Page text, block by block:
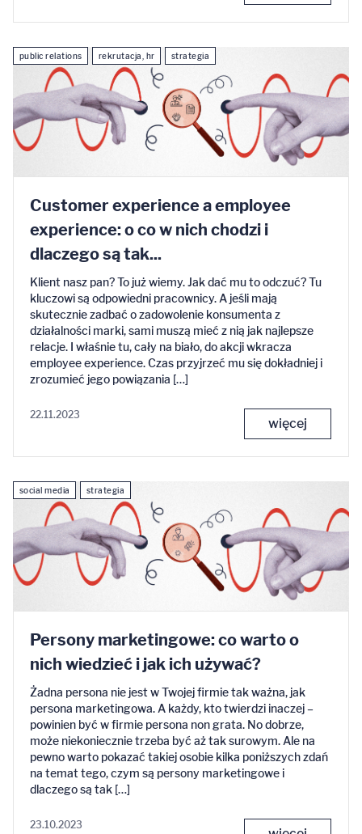
public relations rekrutacja, hr strategia
Customer experience a employee
experience: o co w nich chodzi i
dlaczego są tak...
Klient nasz pan? To już wiemy. Jak dać mu to odczuć? Tu
kluczowi są odpowiedni pracownicy. A jeśli mają
skutecznie zadbać o zadowolenie konsumenta z
działalności marki, sami muszą mieć z nią jak najlepsze
relacje. I właśnie tu, cały na biało, do akcji wkracza
employee experience. Czas przyjrzeć mu się dokładniej i
zrozumieć jego powiązania […]
22.11.2023
więcej
social media strategia
Persony marketingowe: co warto o
nich wiedzieć i jak ich używać?
Żadna persona nie jest w Twojej firmie tak ważna, jak
persona marketingowa. A każdy, kto twierdzi inaczej –
powinien być w firmie persona non grata. No dobrze,
może niekoniecznie trzeba być aż tak surowym. Ale na
pewno warto pokazać takiej osobie kilka poniższych zdań
na temat tego, czym są persony marketingowe i
dlaczego są tak […]
23.10.2023